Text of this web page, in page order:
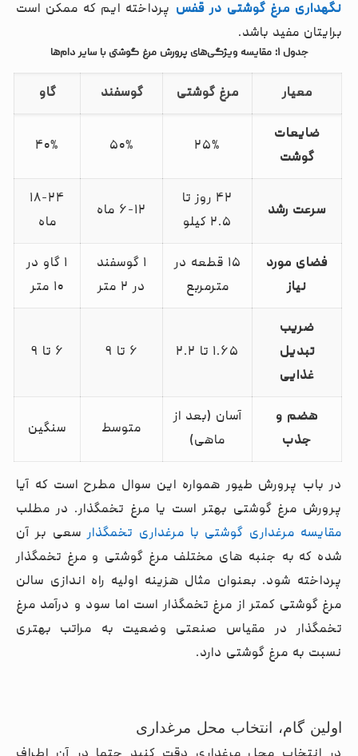
نگهداری مرغ گوشتی در قفس پرداخته ایم که ممکن است
برایتان مفید باشد.
جدول ۱: مقایسه ویژگی‌های پرورش مرغ گوشتی با سایر دام‌ها
معیار مرغ گوشتی گوسفند گاو
ضایعات
گوشت
۲۵% ۵۰% ۴۰%
سرعت رشد
۴۲ روز تا
۲.۵ کیلو
۶-۱۲ ماه
۱۸-۲۴
ماه
فضای مورد
نیاز
۱۵ قطعه در
مترمربع
۱ گوسفند
در ۲ متر
۱ گاو در
۱۰ متر
ضریب
تبدیل
غذایی
۱.۶۵ تا ۲.۲ ۶ تا ۹ ۶ تا ۹
هضم و
جذب
آسان (بعد از
ماهی)
متوسط سنگین
در باب پرورش طیور همواره این سوال مطرح است که آیا
پرورش مرغ گوشتی بهتر است یا مرغ تخمگذار. در مطلب
مقایسه مرغداری گوشتی با مرغداری تخمگذارسعی بر آن
شده که به جنبه های مختلف مرغ گوشتی و مرغ تخمگذار
پرداخته شود. بعنوان مثال هزینه اولیه راه اندازی سالن
مرغ گوشتی کمتر از مرغ تخمگذار است اما سود و درآمد مرغ
تخمگذار در مقیاس صنعتی وضعیت به مراتب بهتری
نسبت به مرغ گوشتی دارد.
اولین گام، انتخاب محل مرغداری